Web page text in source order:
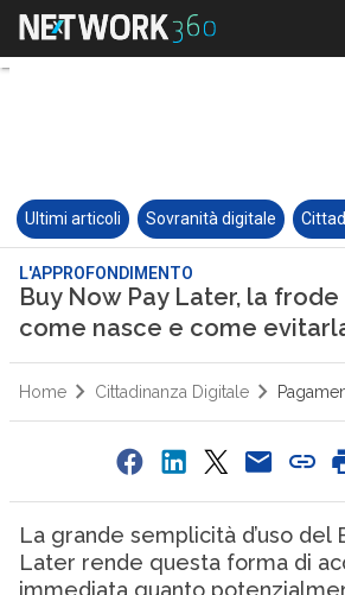
Ultimi articoli Sovranità digitale
L'APPROFONDIMENTO
Buy Now Pay Later, la
come nasce e come
Home Cittadinanza Digitale
La grande semplicità d’uso del
Later rende questa forma di
immediata quanto